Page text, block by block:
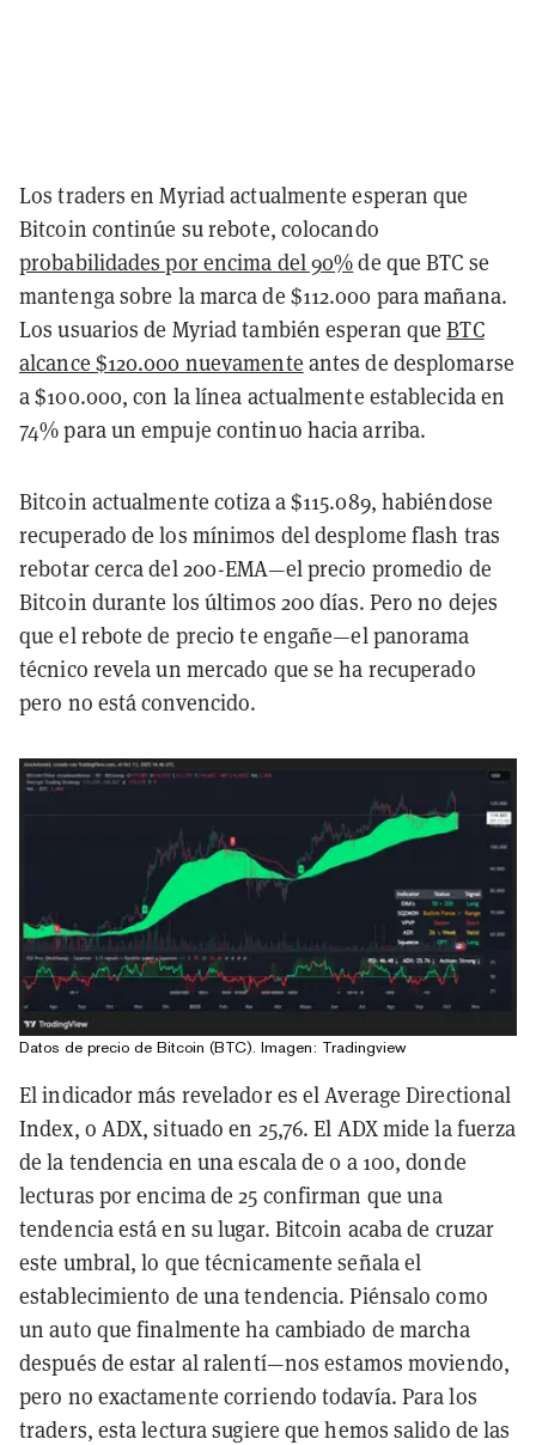
Los traders en Myriad actualmente esperan que
Bitcoin continúe su rebote, colocando
probabilidades por encima del 90%de que BTC se
mantenga sobre la marca de $112.000 para mañana.
Los usuarios de Myriad también esperan queBTC
alcance $120.000 nuevamente antes de desplomarse
a $100.000, con la línea actualmente establecida en
74% para un empuje continuo hacia arriba.
Bitcoin actualmente cotiza a $115.089, habiéndose
recuperado de los mínimos del desplome flash tras
rebotar cerca del 200-EMA—el precio promedio de
Bitcoin durante los últimos 200 días. Pero no dejes
que el rebote de precio te engañe—el panorama
técnico revela un mercado que se ha recuperado
pero no está convencido.
Datos de precio de Bitcoin (BTC). Imagen: Tradingview
El indicador más revelador es el Average Directional
Index, o ADX, situado en 25,76. El ADX mide la fuerza
de la tendencia en una escala de 0 a 100, donde
lecturas por encima de 25 confirman que una
tendencia está en su lugar. Bitcoin acaba de cruzar
este umbral, lo que técnicamente señala el
establecimiento de una tendencia. Piénsalo como
un auto que finalmente ha cambiado de marcha
después de estar al ralentí—nos estamos moviendo,
pero no exactamente corriendo todavía. Para los
traders, esta lectura sugiere que hemos salido de las